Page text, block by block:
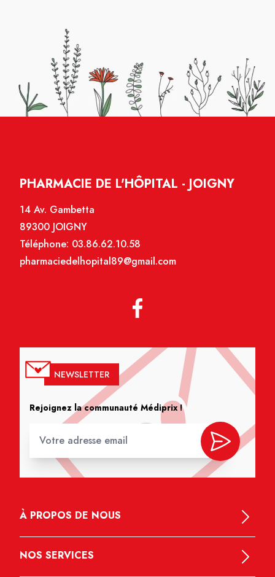
PHARMACIE DE L'HÔPITAL - JOIGNY
14 Av. Gambetta
89300 JOIGNY
Téléphone: 03.86.62.10.58
pharmaciedelhopital89@gmail.com
NEWSLETTER
Rejoignez la communauté Médiprix !
À PROPOS DE NOUS
NOS SERVICES